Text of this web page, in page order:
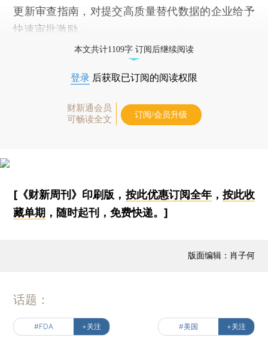
更新审查指南，对提交高质量替代数据的企业给予
快速审批激励。
本文共计1109字 订阅后继续阅读
登录 后获取已订阅的阅读权限
财新通会员
可畅读全文
订阅/会员升级
[《财新周刊》印刷版， 按此优惠订阅全年， 按此收
藏单期 ，随时起刊，免费快递。]
版面编辑：肖子何
话题：
#FDA +关注 #美国 +关注